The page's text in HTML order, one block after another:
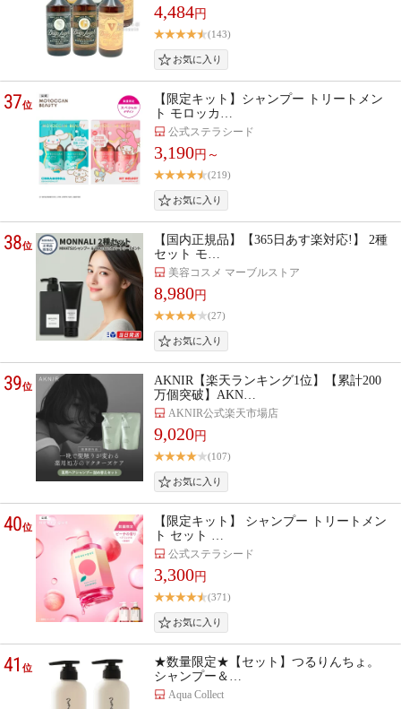
4,484円
(143)
37位
【限定キット】シャンプー トリートメン
ト モロッカ…
公式ステラシード
3,190円～
(219)
38位
【国内正規品】【365日あす楽対応!】 2種
セット モ…
美容コスメ マーブルストア
8,980円
(27)
39位
AKNIR【楽天ランキング1位】【累計200
万個突破】AKN…
AKNIR公式楽天市場店
9,020円
(107)
40位
【限定キット】 シャンプー トリートメン
ト セット …
公式ステラシード
3,300円
(371)
41位
★数量限定★【セット】つるりんちょ。
シャンプー＆…
Aqua Collect